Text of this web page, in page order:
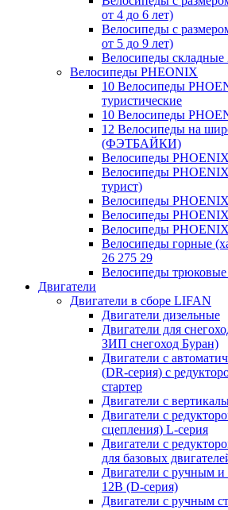
от 4 до 6 лет)
Велосипеды с
от 5 до 9 лет)
Велосипеды складные
Велосипеды PHEONIX
10 Велосипеды
туристические
10 Велосипеды
12 Велосипеды на
(ФЭТБАЙКИ)
Велосипеды
Велосипеды
турист)
Велосипеды
Велосипеды
Велосипеды
Велосипеды горные
26 275 29
Велосипеды
Двигатели
Двигатели в сборе LIFAN
Двигатели дизельные
Двигатели для
ЗИП снегоход Буран)
Двигатели с
(DR-серия) с
стартер
Двигатели с
Двигатели с
сцепления) L-серия
Двигатели с
для базовых
Двигатели с ручным и
12В (D-серия)
Двигатели с ручным